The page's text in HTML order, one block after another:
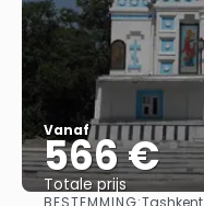
Vanaf
566 €
Totale prijs
BESTEMMING:Tashkent